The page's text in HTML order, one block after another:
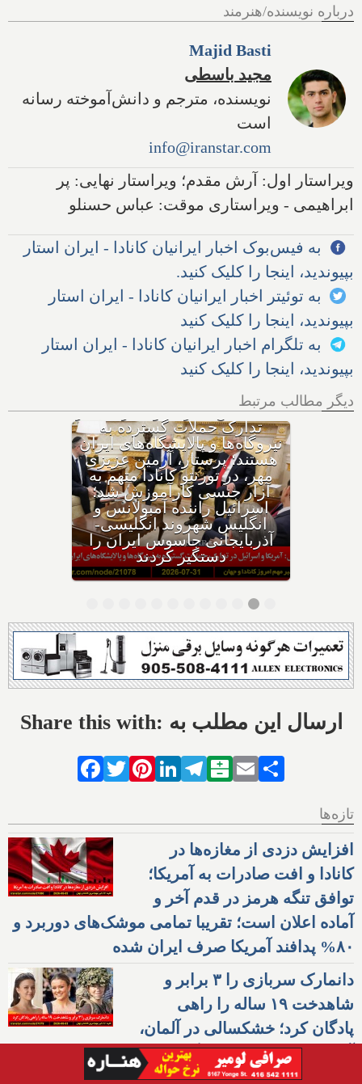
درباره نویسنده/هنرمند
Majid Basti
مجید باسطی
نویسنده، مترجم و دانش‌آموخته رسانه
است
info@iranstar.com
ویراستار اول: آرش مقدم؛ ویراستار نهایی: پر
ابراهیمی - ویراستاری موقت: عباس حسنلو
به فیس‌بوک اخبار ایرانیان کانادا - ایران استار
بپیوندید، اینجا را کلیک کنید.
به توئیتر اخبار ایرانیان کانادا - ایران استار
بپیوندید، اینجا را کلیک کنید
به تلگرام اخبار ایرانیان کانادا - ایران استار
بپیوندید، اینجا را کلیک کنید
دیگر مطالب مرتبط
با وجود حکم بازداشت، چگونه
هواپیمای نتانیاهو از فراز کانادا
گذشت؟ ترامپ پس از حمله
ایران به اردن: به شدت به
ایران حمله می‌کنیم؛ حوثی‌ها: از
تنگه باب‌المندب عوارض عبور
می‌گیریم
Share this with: ارسال این مطلب به
Facebook
TwitterPinterestLinkedIn
Telegram
Balatarin
Email
تازه‌ها
افزایش دزدی از مغازه‌ها در
کانادا و افت صادرات به آمریکا؛
توافق تنگه هرمز در قدم آخر و
آماده اعلان است؛ تقریبا تمامی موشک‌های دوربرد و
۸۰% پدافند آمریکا صرف ایران شده
دانمارک سربازی را ۳ برابر و
شاهدخت ۱۹ ساله را راهی
پادگان کرد؛ خشکسالی در آلمان،
آتش در یونان و بیماری گاوها در سوئیس؛ سود
وحشتناک شرکت‌های نفتی آمریکا از وضعیت